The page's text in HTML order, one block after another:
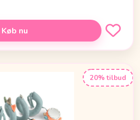
Køb nu
20% tilbud